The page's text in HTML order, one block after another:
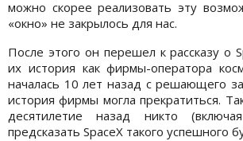
можно скорее реализовать эту
«окно» не закрылось для нас.
После этого он перешел к рассказу о
их история как фирмы-оператора
началась 10 лет назад с решающего
история фирмы могла прекратиться.
десятилетие назад никто
предсказать SpaceX такого успешного